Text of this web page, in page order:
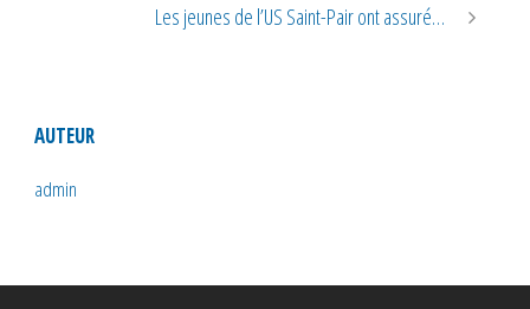
Les jeunes de l’US Saint-Pair ont assuré…
AUTEUR
admin